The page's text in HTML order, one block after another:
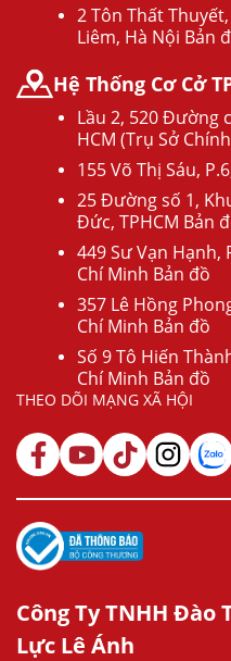
2 Tôn Thất
Liêm, Hà Nội Bản
Hệ Thống Cơ Cở
Lầu 2, 520 Đường
HCM (Trụ Sở
155 Võ Thị Sáu,
25 Đường số 1,
Đức, TPHCM Bản
449 Sư Vạn Hạnh,
Chí Minh Bản đồ
357 Lê Hồng
Chí Minh Bản đồ
Số 9 Tô Hiến
Chí Minh Bản đồ
THEO DÕI MẠNG XÃ HỘI
Công Ty TNHH Đào
Lực Lê Ánh